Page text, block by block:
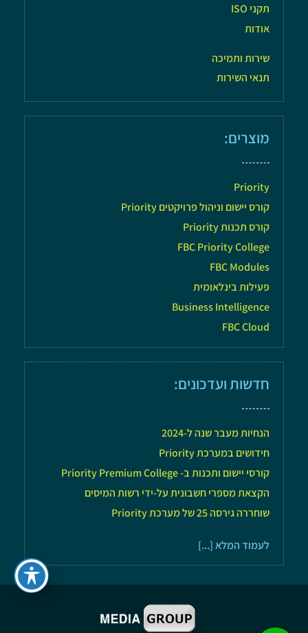
תקני ISO
אודות
שירות ותמיכה
תנאי השירות
מוצרים:
Priority
קורס יישום וניהול פרויקטים Priority
קורס תכנות Priority
FBC Priority College
FBC Modules
פעילות בינלאומית
Business Intelligence
FBC Cloud
חדשות ועדכונים:
הנחיות מעבר שנה ל-2024
חידושים במערכת Priority
קורסי יישום ותכנות ב- Priority Premium College
הקצאת מספרי חשבונית על-ידי רשות המיסים
שוחררה גירסה 25 של מערכת Priority
לעמוד המלא [...]